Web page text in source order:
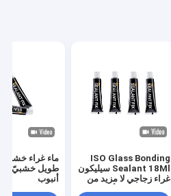
ISO Glass Bonding
Sealant 18Ml سيليكون
غراء زجاجي لا مزيد من
طويل خشبيّ
أنبوب